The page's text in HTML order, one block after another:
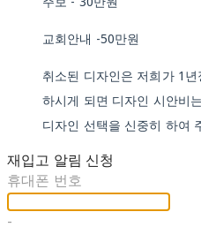
교회안내 -50만원
취소된 디자인은 저희가 1
하시게 되면 디자인 시안비
디자인 선택을 신중히 하여
재입고 알림 신청
휴대폰 번호
-